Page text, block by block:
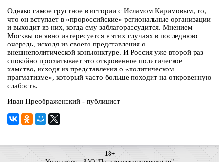
Однако самое грустное в истории с Исламом Каримовым, то,
что он вступает в «пророссийские» региональные организации
и выходит из них, когда ему заблагорассудится. Мнением
Москвы он явно интересуется в этих случаях в последнюю
очередь, исходя из своего представления о
внешнеполитической конъюнктуре. И Россия уже второй раз
спокойно проглатывает это откровенное политическое
хамство, исходя из представления о «политическом
прагматизме», который часто больше походит на откровенную
слабость.
Иван Преображенский - публицист
18+